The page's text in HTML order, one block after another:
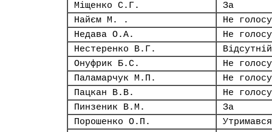
Міщенко С.Г.
За
Найєм М. .
Не
Недава О.А.
Не
Нестеренко В.Г.
Відсутній
Онуфрик Б.С.
Не
Паламарчук М.П.
Не
Пацкан В.В.
Не
Пинзеник В.М.
За
Порошенко О.П.
Утримався